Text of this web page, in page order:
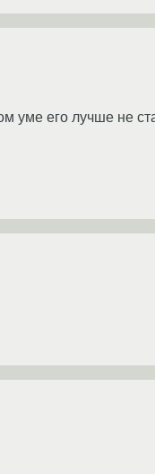
уме его лучше не